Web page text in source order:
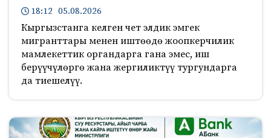
18:12 05.08.2026
Кыргызстанга келген чет элдик эмгек
мигранттары менен иштөөдө жоопкерчилик
мамлекеттик органдарга гана эмес, иш
берүүчүлөргө жана жергиликтүү тургундарга
да тиешелүү.